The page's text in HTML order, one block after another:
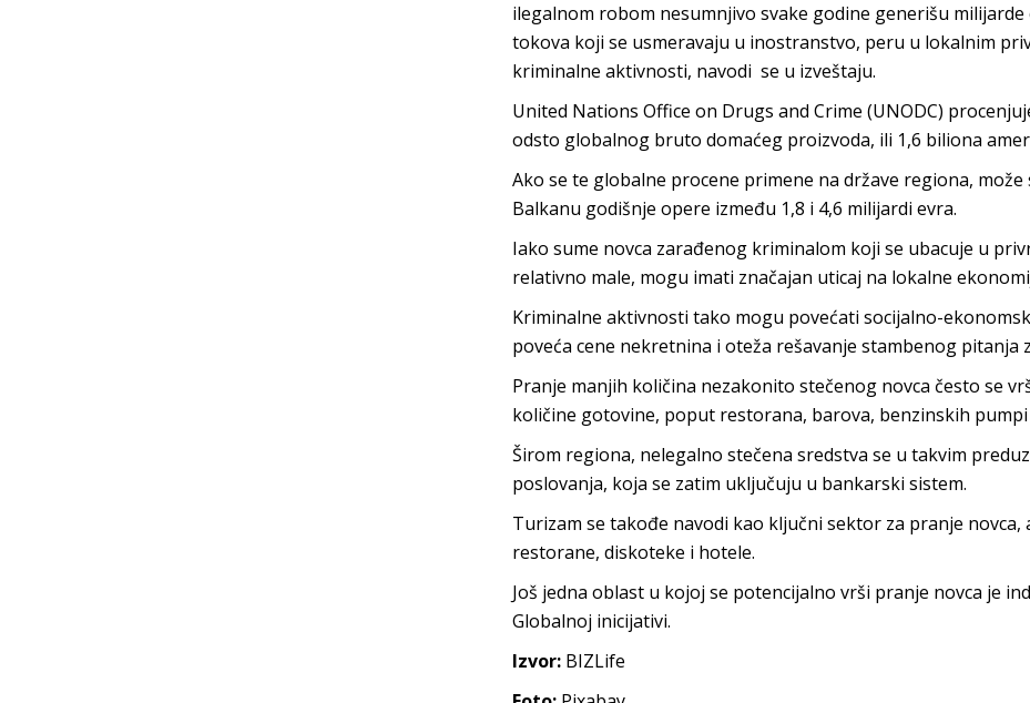
ilegalnom robom nesumnjivo svake godine generišu
tokova koji se usmeravaju u inostranstvo, peru u lokalnim
kriminalne aktivnosti, navodi se u izveštaju.
United Nations Office on Drugs and Crime (UNODC)
odsto globalnog bruto domaćeg proizvoda, ili 1,6 biliona
Ako se te globalne procene primene na države regiona,
Balkanu godišnje opere između 1,8 i 4,6 milijardi evra.
Iako sume novca zarađenog kriminalom koji se ubacuje u
relativno male, mogu imati značajan uticaj na lokalne
Kriminalne aktivnosti tako mogu povećati socijalno-
poveća cene nekretnina i oteža rešavanje stambenog pitanja
Pranje manjih količina nezakonito stečenog novca često se
količine gotovine, poput restorana, barova, benzinskih
Širom regiona, nelegalno stečena sredstva se u takvim
poslovanja, koja se zatim uključuju u bankarski sistem.
Turizam se takođe navodi kao ključni sektor za pranje
restorane, diskoteke i hotele.
Još jedna oblast u kojoj se potencijalno vrši pranje novca je
Globalnoj inicijativi.
Izvor: BIZLife